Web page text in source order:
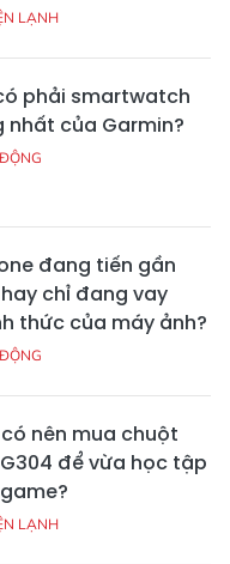
LẠNH
phải smartwatch
nhất của Garmin?
đang tiến gần
chỉ đang vay
thức của máy ảnh?
có nên mua chuột
để vừa học tập
LẠNH